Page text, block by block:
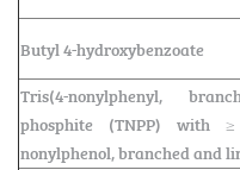
Butyl 4-hydroxybenzoate
Tris(4-nonylphenyl,
phosphite (TNPP) with
nonylphenol, branched and